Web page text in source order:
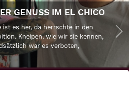
GENUSS IM EL CHICO
es her, da herrschte in den
Kneipen, wie wir sie kennen,
war es verboten,